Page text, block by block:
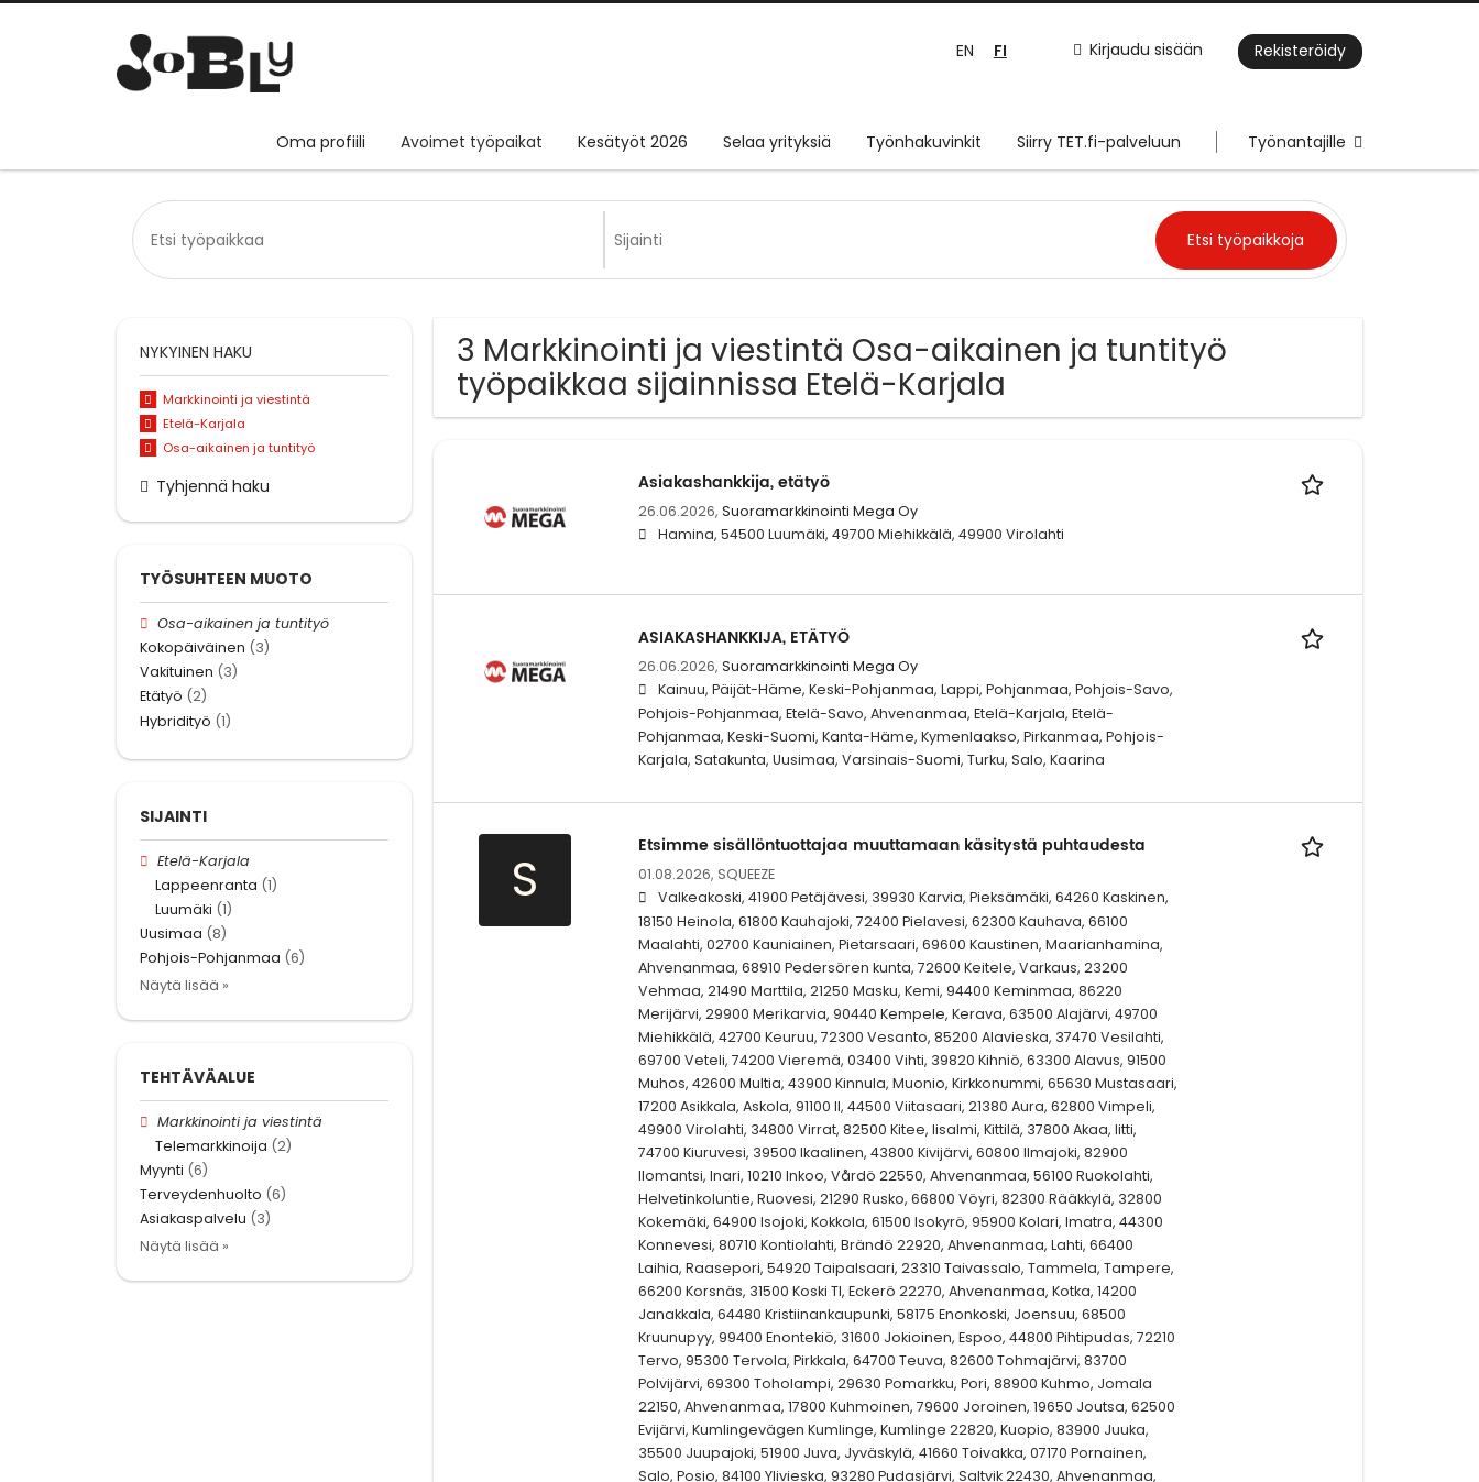
Kirjaudu sisään Rekisteröidy
EN FI
Oma profiili Avoimet työpaikat Kesätyöt 2026 Selaa yrityksiä Työnhakuvinkit Siirry TET.fi-palveluun Työnantajille
3 Markkinointi ja viestintä Osa-aikainen ja tuntityö
työpaikkaa sijainnissa Etelä-Karjala
Asiakashankkija, etätyö
26.06.2026, Suoramarkkinointi Mega Oy
Hamina, 54500 Luumäki, 49700 Miehikkälä, 49900 Virolahti
ASIAKASHANKKIJA, ETÄTYÖ
26.06.2026, Suoramarkkinointi Mega Oy
Kainuu, Päijät-Häme, Keski-Pohjanmaa, Lappi, Pohjanmaa, Pohjois-Savo,
Pohjois-Pohjanmaa, Etelä-Savo, Ahvenanmaa, Etelä-Karjala, Etelä-
Pohjanmaa, Keski-Suomi, Kanta-Häme, Kymenlaakso, Pirkanmaa, Pohjois-
Karjala, Satakunta, Uusimaa, Varsinais-Suomi, Turku, Salo, Kaarina
S
Etsimme sisällöntuottajaa muuttamaan käsitystä puhtaudesta
01.08.2026, SQUEEZE
Valkeakoski, 41900 Petäjävesi, 39930 Karvia, Pieksämäki, 64260 Kaskinen,
18150 Heinola, 61800 Kauhajoki, 72400 Pielavesi, 62300 Kauhava, 66100
Maalahti, 02700 Kauniainen, Pietarsaari, 69600 Kaustinen, Maarianhamina,
Ahvenanmaa, 68910 Pedersören kunta, 72600 Keitele, Varkaus, 23200
Vehmaa, 21490 Marttila, 21250 Masku, Kemi, 94400 Keminmaa, 86220
Merijärvi, 29900 Merikarvia, 90440 Kempele, Kerava, 63500 Alajärvi, 49700
Miehikkälä, 42700 Keuruu, 72300 Vesanto, 85200 Alavieska, 37470 Vesilahti,
69700 Veteli, 74200 Vieremä, 03400 Vihti, 39820 Kihniö, 63300 Alavus, 91500
Muhos, 42600 Multia, 43900 Kinnula, Muonio, Kirkkonummi, 65630 Mustasaari,
17200 Asikkala, Askola, 91100 II, 44500 Viitasaari, 21380 Aura, 62800 Vimpeli,
49900 Virolahti, 34800 Virrat, 82500 Kitee, Iisalmi, Kittilä, 37800 Akaa, Iitti,
74700 Kiuruvesi, 39500 Ikaalinen, 43800 Kivijärvi, 60800 Ilmajoki, 82900
Ilomantsi, Inari, 10210 Inkoo, Vårdö 22550, Ahvenanmaa, 56100 Ruokolahti,
Helvetinkoluntie, Ruovesi, 21290 Rusko, 66800 Vöyri, 82300 Rääkkylä, 32800
Kokemäki, 64900 Isojoki, Kokkola, 61500 Isokyrö, 95900 Kolari, Imatra, 44300
Konnevesi, 80710 Kontiolahti, Brändö 22920, Ahvenanmaa, Lahti, 66400
Laihia, Raasepori, 54920 Taipalsaari, 23310 Taivassalo, Tammela, Tampere,
66200 Korsnäs, 31500 Koski Tl, Eckerö 22270, Ahvenanmaa, Kotka, 14200
Janakkala, 64480 Kristiinankaupunki, 58175 Enonkoski, Joensuu, 68500
Kruunupyy, 99400 Enontekiö, 31600 Jokioinen, Espoo, 44800 Pihtipudas, 72210
Tervo, 95300 Tervola, Pirkkala, 64700 Teuva, 82600 Tohmajärvi, 83700
Polvijärvi, 69300 Toholampi, 29630 Pomarkku, Pori, 88900 Kuhmo, Jomala
22150, Ahvenanmaa, 17800 Kuhmoinen, 79600 Joroinen, 19650 Joutsa, 62500
Evijärvi, Kumlingevägen Kumlinge, Kumlinge 22820, Kuopio, 83900 Juuka,
35500 Juupajoki, 51900 Juva, Jyväskylä, 41660 Toivakka, 07170 Pornainen,
Salo, Posio, 84100 Ylivieska, 93280 Pudasjärvi, Saltvik 22430, Ahvenanmaa,
NYKYINEN HAKU
Markkinointi ja viestintä
Etelä-Karjala
Osa-aikainen ja tuntityö
Tyhjennä haku
TYÖSUHTEEN MUOTO
Osa-aikainen ja tuntityö
Kokopäiväinen (3)
Vakituinen (3)
Etätyö (2)
Hybridityö (1)
SIJAINTI
Etelä-Karjala
Lappeenranta (1)
Luumäki (1)
Uusimaa (8)
Pohjois-Pohjanmaa (6)
Näytä lisää »
TEHTÄVÄALUE
Markkinointi ja viestintä
Telemarkkinoija (2)
Myynti (6)
Terveydenhuolto (6)
Asiakaspalvelu (3)
Näytä lisää »